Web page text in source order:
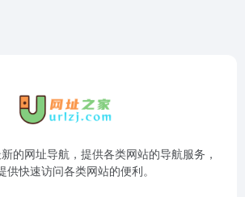
的网址导航，提供各类网站的导航服务，
供快速访问各类网站的便利。